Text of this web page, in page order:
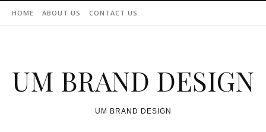
HOME ABOUT US CONTACT US
UM BRAND DESIGN
UM BRAND DESIGN